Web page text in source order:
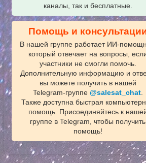
каналы, так и бесплатные.
Помощь и
В нашей группе работает
который отвечает на вопросы,
участники не смогли помочь.
Дополнительную информацию и
вы можете получить в нашей
Telegram‑группе @salesat_chat.
Также доступна быстрая
помощь. Присоединяйтесь к
группе в Telegram, чтобы получить
помощь!